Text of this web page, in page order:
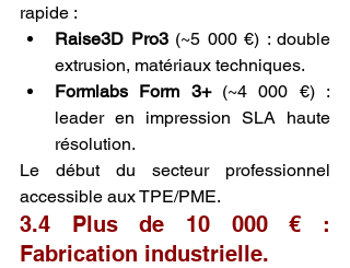
rapide :
Raise3D Pro3 (~5 000 €) : double
extrusion, matériaux techniques.
Formlabs Form 3+ (~4 000 €) :
leader en impression SLA haute
résolution.
Le début du secteur professionnel
accessible aux TPE/PME.
3.4 Plus de 10 000 € :
Fabrication industrielle.